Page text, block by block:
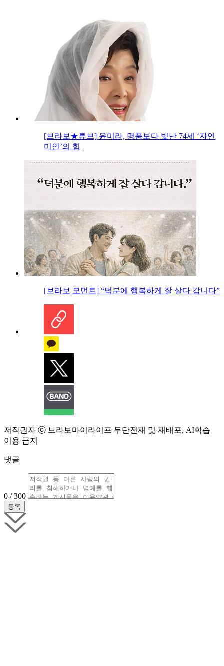
[브라보★튜브] 윤미라, 명품보다 빛난 74세 ‘자연
미인’의 힘
[브라보 모먼트] “덕분에 행복하게 잘 살다 갑니다”
저작권자 ⓒ 브라보마이라이프 무단전재 및 재배포, AI학습
이용 금지
댓글
0 / 300